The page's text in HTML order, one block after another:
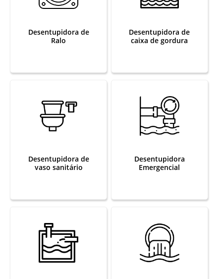
Desentupidora de
Ralo
Desentupidora de
caixa de gordura
Desentupidora de
vaso sanitário
Desentupidora
Emergencial